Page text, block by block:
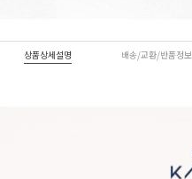
상품상세설명 배송/교환/반품정보